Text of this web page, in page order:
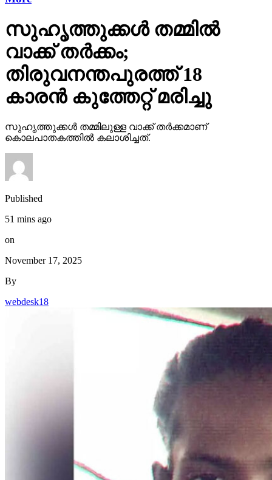
സുഹൃത്തുക്കള്‍ തമ്മില്‍
വാക്ക് തര്‍ക്കം;
തിരുവനന്തപുരത്ത് 18
കാരന്‍ കുത്തേറ്റ് മരിച്ചു
സുഹൃത്തുക്കള്‍ തമ്മിലുള്ള വാക്ക് തര്‍ക്കമാണ്
കൊലപാതകത്തില്‍ കലാശിച്ചത്.
Published
51 mins ago
on
November 17, 2025
By
webdesk18